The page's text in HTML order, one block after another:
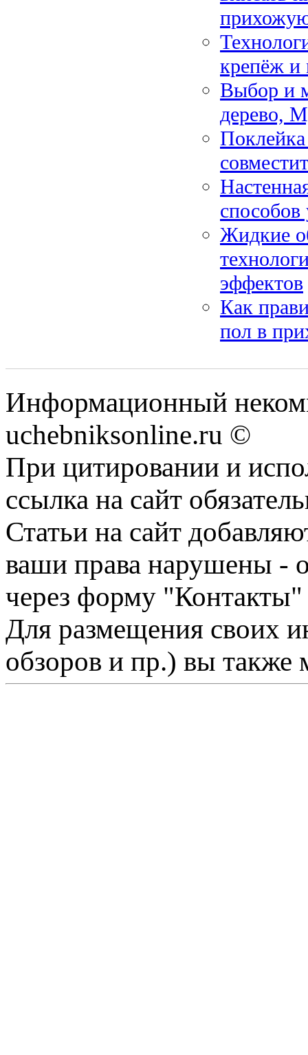
крепёж и
Выбор и
дерево,
Поклейка
Жидкие
эффектов
Как
пол в
Информационный
uchebniksonline.ru ©
При цитировании и
ссылка на сайт
Статьи на сайт
ваши права нарушены -
через форму "Контакты"
Для размещения своих
обзоров и пр.) вы также